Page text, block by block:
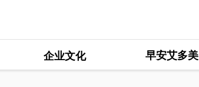
企业文化 早安艾多美